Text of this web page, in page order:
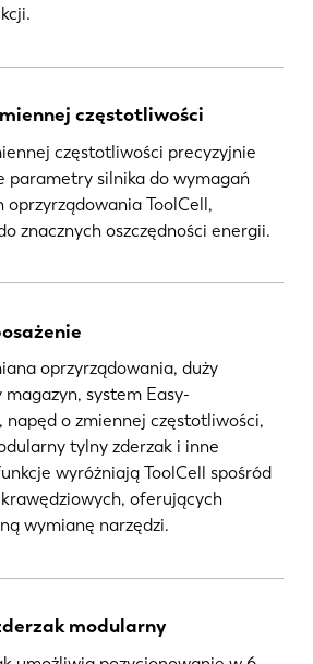
częstotliwości
częstotliwości precyzyjnie
parametry silnika do wymagań
oprzyrządowania ToolCell,
znacznych oszczędności energii.
oprzyrządowania, duży
system Easy-
napęd o zmiennej częstotliwości,
tylny zderzak i inne
wyróżniają ToolCell spośród
oferujących
wymianę narzędzi.
modularny